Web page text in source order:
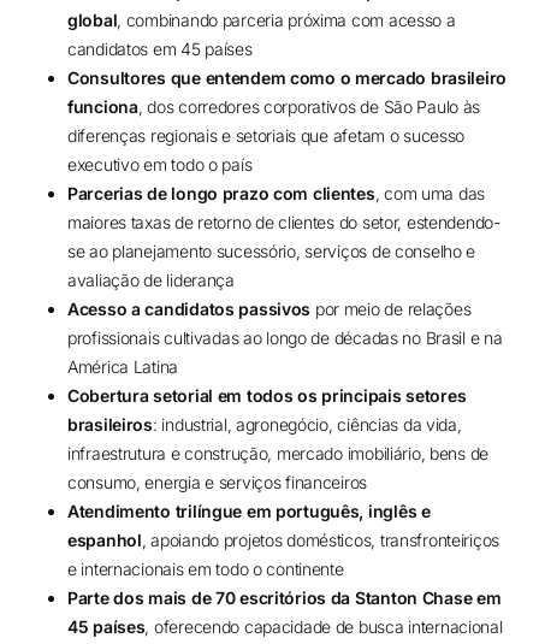
global, combinando parceria próxima com acesso a
candidatos em 45 países
Consultores que entendem como o mercado brasileiro
funciona, dos corredores corporativos de São Paulo às
diferenças regionais e setoriais que afetam o sucesso
executivo em todo o país
Parcerias de longo prazo com clientes, com uma das
maiores taxas de retorno de clientes do setor, estendendo-
se ao planejamento sucessório, serviços de conselho e
avaliação de liderança
Acesso a candidatos passivos por meio de relações
profissionais cultivadas ao longo de décadas no Brasil e na
América Latina
Cobertura setorial em todos os principais setores
brasileiros: industrial, agronegócio, ciências da vida,
infraestrutura e construção, mercado imobiliário, bens de
consumo, energia e serviços financeiros
Atendimento trilíngue em português, inglês e
espanhol, apoiando projetos domésticos, transfronteiriços
e internacionais em todo o continente
Parte dos mais de 70 escritórios da Stanton Chase em
45 países, oferecendo capacidade de busca internacional